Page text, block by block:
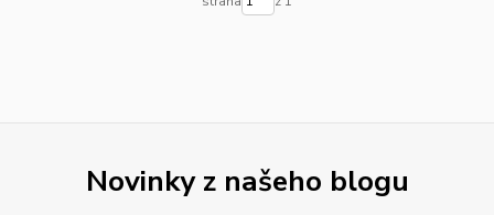
Novinky z našeho blogu